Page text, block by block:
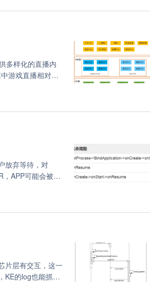
多样化的直播内
游戏直播相对主
放弃等待，对
APP可能会被强
片层有交互，这一
KE的log也能抓上